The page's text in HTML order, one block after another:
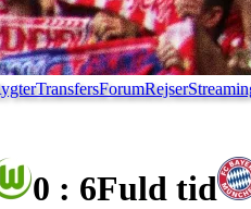
TransfersForumRejser
0 : 6Fuld tid